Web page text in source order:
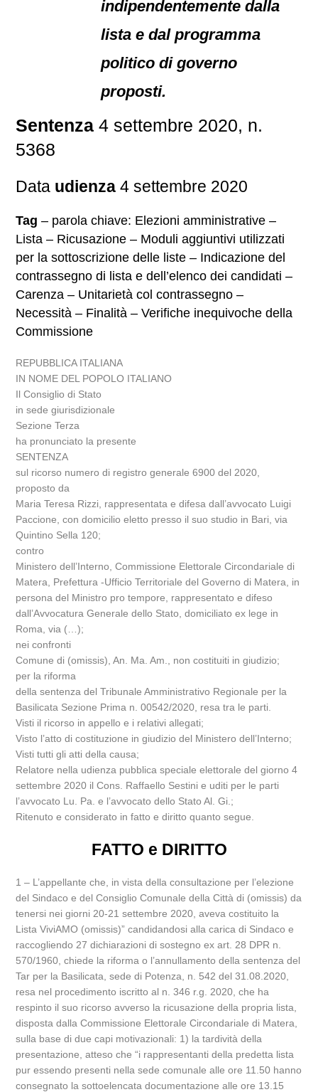
indipendentemente dalla
lista e dal programma
politico di governo
proposti.
Sentenza 4 settembre 2020, n.
5368
Data udienza 4 settembre 2020
Tag – parola chiave: Elezioni amministrative –
Lista – Ricusazione – Moduli aggiuntivi utilizzati
per la sottoscrizione delle liste – Indicazione del
contrassegno di lista e dell’elenco dei candidati –
Carenza – Unitarietà col contrassegno –
Necessità – Finalità – Verifiche inequivoche della
Commissione
REPUBBLICA ITALIANA
IN NOME DEL POPOLO ITALIANO
Il Consiglio di Stato
in sede giurisdizionale
Sezione Terza
ha pronunciato la presente
SENTENZA
sul ricorso numero di registro generale 6900 del 2020,
proposto da
Maria Teresa Rizzi, rappresentata e difesa dall’avvocato Luigi
Paccione, con domicilio eletto presso il suo studio in Bari, via
Quintino Sella 120;
contro
Ministero dell’Interno, Commissione Elettorale Circondariale di
Matera, Prefettura -Ufficio Territoriale del Governo di Matera, in
persona del Ministro pro tempore, rappresentato e difeso
dall’Avvocatura Generale dello Stato, domiciliato ex lege in
Roma, via (…);
nei confronti
Comune di (omissis), An. Ma. Am., non costituiti in giudizio;
per la riforma
della sentenza del Tribunale Amministrativo Regionale per la
Basilicata Sezione Prima n. 00542/2020, resa tra le parti.
Visti il ricorso in appello e i relativi allegati;
Visto l’atto di costituzione in giudizio del Ministero dell’Interno;
Visti tutti gli atti della causa;
Relatore nella udienza pubblica speciale elettorale del giorno 4
settembre 2020 il Cons. Raffaello Sestini e uditi per le parti
l’avvocato Lu. Pa. e l’avvocato dello Stato Al. Gi.;
Ritenuto e considerato in fatto e diritto quanto segue.
FATTO e DIRITTO
1 – L’appellante che, in vista della consultazione per l’elezione
del Sindaco e del Consiglio Comunale della Città di (omissis) da
tenersi nei giorni 20-21 settembre 2020, aveva costituito la
Lista ViviAMO (omissis)” candidandosi alla carica di Sindaco e
raccogliendo 27 dichiarazioni di sostegno ex art. 28 DPR n.
570/1960, chiede la riforma o l’annullamento della sentenza del
Tar per la Basilicata, sede di Potenza, n. 542 del 31.08.2020,
resa nel procedimento iscritto al n. 346 r.g. 2020, che ha
respinto il suo ricorso avverso la ricusazione della propria lista,
disposta dalla Commissione Elettorale Circondariale di Matera,
sulla base di due capi motivazionali: 1) la tardività della
presentazione, atteso che “i rappresentanti della predetta lista
pur essendo presenti nella sede comunale alle ore 11.50 hanno
consegnato la sottoelencata documentazione alle ore 13.15